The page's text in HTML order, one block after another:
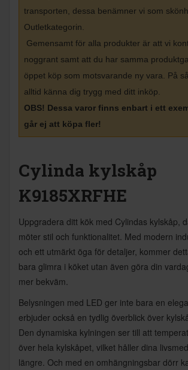
transporten, dessa benämner vi som
Outletkategorin.
Gemensamt för alla produkter är att vi
noggrant samt att du har samma
öppet köp som motsvarande ny vara. På
alltid känna dig trygg med ditt inköp
OBS! Dessa varor finns enbart i ett
går ej att köpa fler!
Cylinda kylskåp
K9185XRFHE
Uppgradera ditt kök med Cylindas kylskåp,
möter stil och funktionalitet. Med modern
och ett utmärkt öga för detaljer, kommer
bara glimra i köket utan även göra din
mer bekväm.
Belysningen med LED ger inte bara en
erbjuder också en tydlig överblick över
Den dynamiska kylningen ser till att
över hela kylskåpet, vilket håller dina
längre. Och med en omhängningsbar dörr